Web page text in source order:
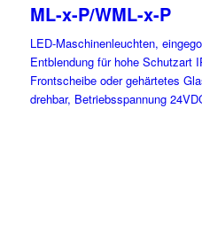
ML-x-P/WML-x-P
LED-Maschinenleuchten,
Entblendung für hohe Schutzart
Frontscheibe oder gehärtetes
drehbar, Betriebsspannung